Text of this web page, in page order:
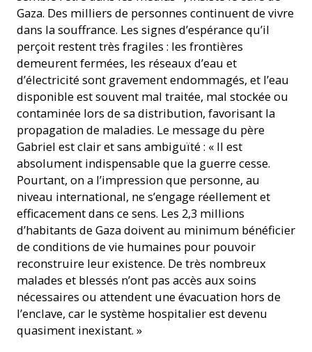
Gaza. Des milliers de personnes continuent de vivre
dans la souffrance. Les signes d’espérance qu’il
perçoit restent très fragiles : les frontières
demeurent fermées, les réseaux d’eau et
d’électricité sont gravement endommagés, et l’eau
disponible est souvent mal traitée, mal stockée ou
contaminée lors de sa distribution, favorisant la
propagation de maladies. Le message du père
Gabriel est clair et sans ambiguïté : « Il est
absolument indispensable que la guerre cesse.
Pourtant, on a l’impression que personne, au
niveau international, ne s’engage réellement et
efficacement dans ce sens. Les 2,3 millions
d’habitants de Gaza doivent au minimum bénéficier
de conditions de vie humaines pour pouvoir
reconstruire leur existence. De très nombreux
malades et blessés n’ont pas accès aux soins
nécessaires ou attendent une évacuation hors de
l’enclave, car le système hospitalier est devenu
quasiment inexistant. »